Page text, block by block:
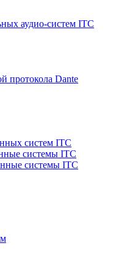
аудио-систем ITC
протокола Dante
систем ITC
системы ITC
системы ITC